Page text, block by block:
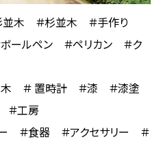
並木 ＃杉並木 ＃手作り
ルペン ＃ペリカン ＃ク
木 ＃ 置時計 ＃漆 ＃漆塗
＃工房
＃食器 ＃アクセサリー ＃